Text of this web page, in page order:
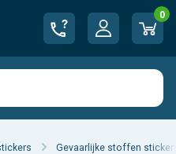
0
Gevaarlijke stoffen